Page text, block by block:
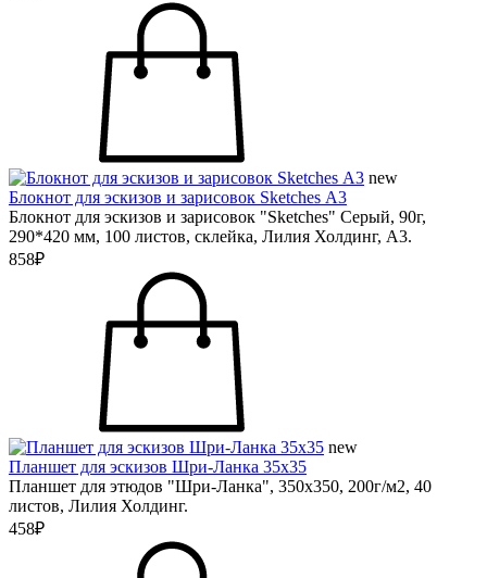
new
Блокнот для эскизов и зарисовок Sketches А3
Блокнот для эскизов и зарисовок "Sketches" Серый, 90г,
290*420 мм, 100 листов, склейка, Лилия Холдинг, А3.
858₽
new
Планшет для эскизов Шри-Ланка 35х35
Планшет для этюдов "Шри-Ланка", 350х350, 200г/м2, 40
листов, Лилия Холдинг.
458₽